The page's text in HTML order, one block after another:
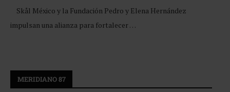
Skål México y la Fundación Pedro y Elena Hernández
impulsan una alianza para fortalecer …
MERIDIANO 87